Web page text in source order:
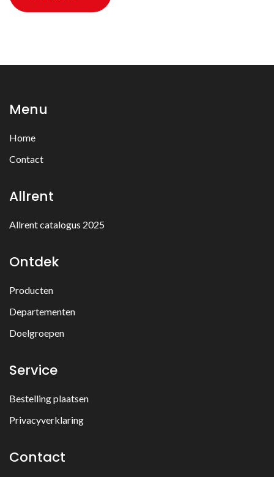
Menu
Home
Contact
Allrent
Allrent catalogus 2025
Ontdek
Producten
Departementen
Doelgroepen
Service
Bestelling plaatsen
Privacyverklaring
Contact